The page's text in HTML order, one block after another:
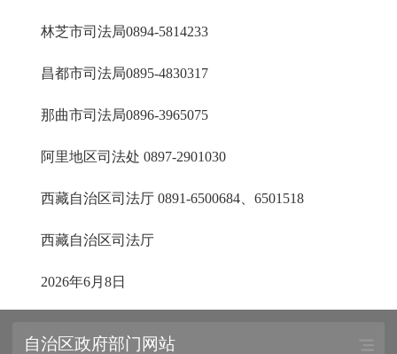
林芝市司法局0894-5814233
昌都市司法局0895-4830317
那曲市司法局0896-3965075
阿里地区司法处 0897-2901030
西藏自治区司法厅 0891-6500684、6501518
西藏自治区司法厅
2026年6月8日
自治区政府部门网站